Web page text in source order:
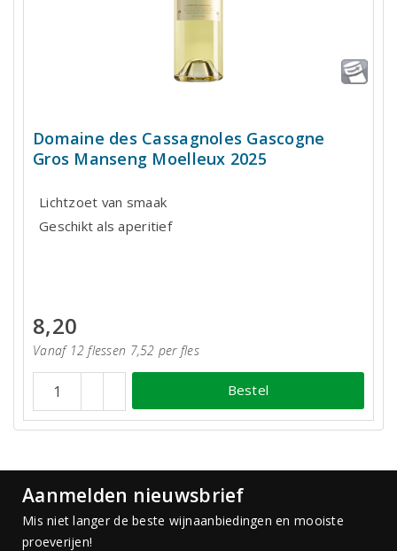
Domaine des Cassagnoles Gascogne
Gros Manseng Moelleux 2025
Lichtzoet van smaak
Geschikt als aperitief
8,20
Vanaf 12 flessen 7,52 per fles
Bestel
Aanmelden nieuwsbrief
Mis niet langer de beste wijnaanbiedingen en mooiste
proeverijen!